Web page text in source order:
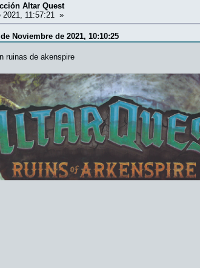
Altar Quest
2021, 11:57:21 »
Noviembre de 2021, 10:10:25
ruinas de akenspire